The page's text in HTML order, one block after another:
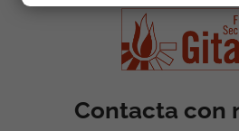
Contacta con